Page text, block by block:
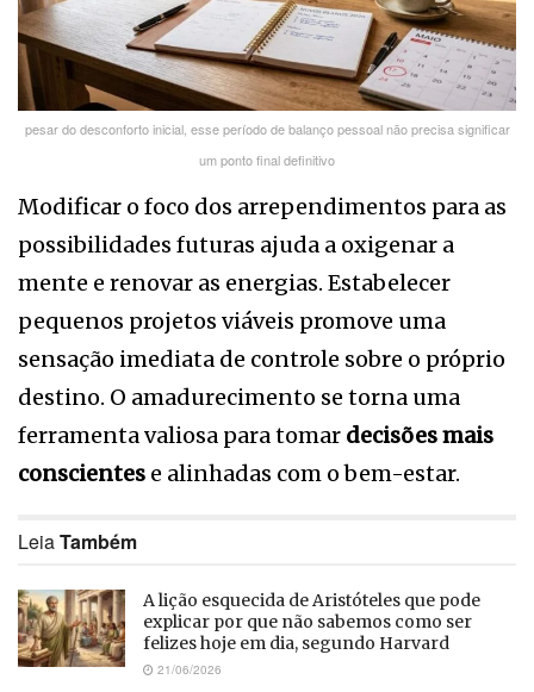
pesar do desconforto inicial, esse período de balanço pessoal não precisa significar
um ponto final definitivo
Modificar o foco dos arrependimentos para as
possibilidades futuras ajuda a oxigenar a
mente e renovar as energias. Estabelecer
pequenos projetos viáveis promove uma
sensação imediata de controle sobre o próprio
destino. O amadurecimento se torna uma
ferramenta valiosa para tomar decisões mais
conscientes e alinhadas com o bem-estar.
LeiaTambém
A lição esquecida de Aristóteles que pode
explicar por que não sabemos como ser
felizes hoje em dia, segundo Harvard
21/06/2026